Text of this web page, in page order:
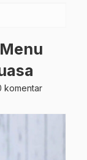
komentar